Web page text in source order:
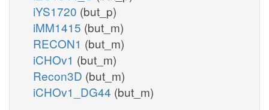
iYS1720 (but_p)
iMM1415 (but_m)
RECON1 (but_m)
iCHOv1 (but_m)
Recon3D (but_m)
iCHOv1_DG44 (but_m)